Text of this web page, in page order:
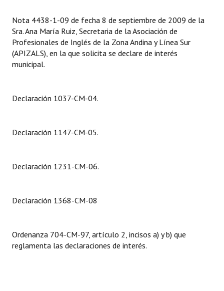
Organigrama
DOCUMENTOS
Proyectos Presentados
Informes de Unidad Coordinadora
Actas de Audiencias Públicas
Comunicaciones
Nota 4438-1-09 de fecha 8 de septiembre de 2009 de la
Sra. Ana María Ruiz, Secretaria de la Asociación de
Profesionales de Inglés de la Zona Andina y Línea Sur
(APIZALS), en la que solicita se declare de interés
municipal.
Declaración 1037-CM-04.
Declaración 1147-CM-05.
Declaración 1231-CM-06.
Declaración 1368-CM-08
Ordenanza 704-CM-97, artículo 2, incisos a) y b) que
reglamenta las declaraciones de interés.